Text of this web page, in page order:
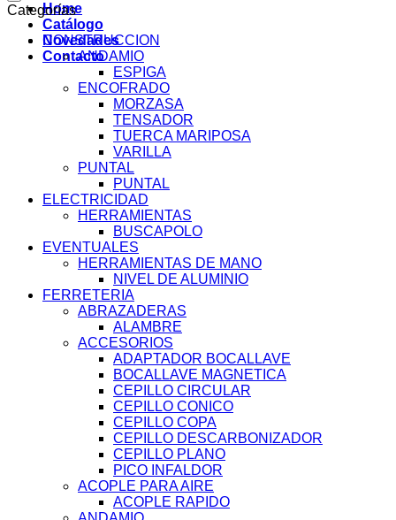
Home
Catálogo
Novedades
Contacto
Categorías
CONSTRUCCION
ANDAMIO
ESPIGA
ENCOFRADO
MORZASA
TENSADOR
TUERCA MARIPOSA
VARILLA
PUNTAL
PUNTAL
ELECTRICIDAD
HERRAMIENTAS
BUSCAPOLO
EVENTUALES
HERRAMIENTAS DE MANO
NIVEL DE ALUMINIO
FERRETERIA
ABRAZADERAS
ALAMBRE
ACCESORIOS
ADAPTADOR BOCALLAVE
BOCALLAVE MAGNETICA
CEPILLO CIRCULAR
CEPILLO CONICO
CEPILLO COPA
CEPILLO DESCARBONIZADOR
CEPILLO PLANO
PICO INFALDOR
ACOPLE PARA AIRE
ACOPLE RAPIDO